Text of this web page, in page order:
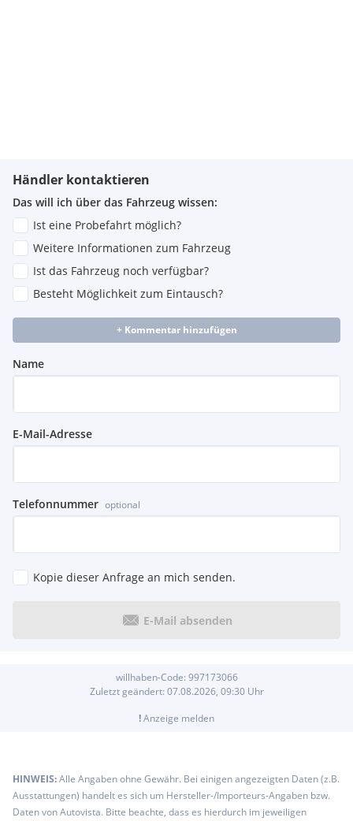
Händler kontaktieren
Das will ich über das Fahrzeug wissen:
Ist eine Probefahrt möglich?
Weitere Informationen zum Fahrzeug
Ist das Fahrzeug noch verfügbar?
Besteht Möglichkeit zum Eintausch?
+ Kommentar hinzufügen
Name
E-Mail-Adresse
Telefonnummer optional
Kopie dieser Anfrage an mich senden.
E-Mail absenden
willhaben-Code: 997173066
Zuletzt geändert: 07.08.2026, 09:30Uhr
!Anzeige melden
HINWEIS:Alle Angaben ohne Gewähr. Bei einigen angezeigten Daten (z.B.
Ausstattungen) handelt es sich um Hersteller-/Importeurs-Angaben bzw.
Daten von Autovista. Bitte beachte, dass es hierdurch im jeweiligen